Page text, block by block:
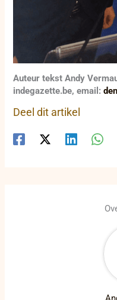
Auteur tekst Andy
indegazette.be, email:
Deel dit artikel